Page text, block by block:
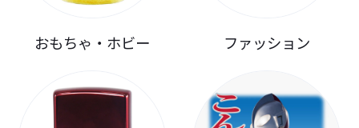
おもちゃ・ホビー ファッション